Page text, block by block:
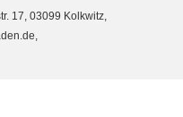
17, 03099 Kolkwitz,